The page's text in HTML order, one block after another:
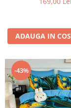
ADAUGA IN COS
-43%